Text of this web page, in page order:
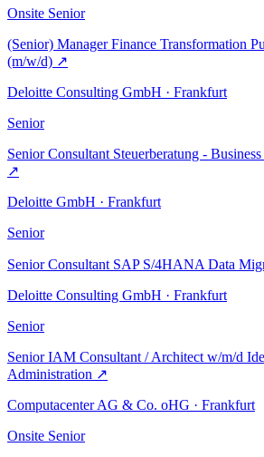
Onsite Senior
(Senior) Manager Finance Transformation
(m/w/d) ↗
Deloitte Consulting GmbH · Frankfurt
Senior
Senior Consultant Steuerberatung -
↗
Deloitte GmbH · Frankfurt
Senior
Senior Consultant SAP S/4HANA Data
Deloitte Consulting GmbH · Frankfurt
Senior
Senior IAM Consultant / Architect w/m/d
Administration ↗
Computacenter AG & Co. oHG · Frankfurt
Onsite Senior